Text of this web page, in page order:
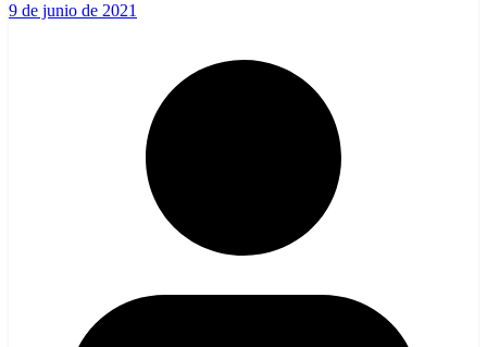
9 de junio de 2021